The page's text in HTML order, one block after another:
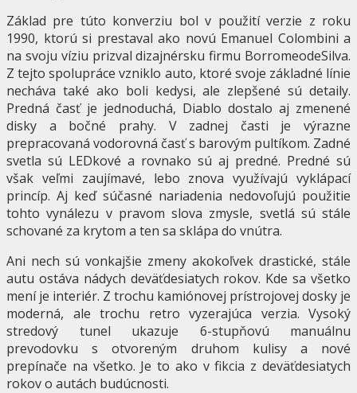
Základ pre túto konverziu bol v použití verzie z roku
1990, ktorú si prestaval ako novú Emanuel Colombini a
na svoju víziu prizval dizajnérsku firmu BorromeodeSilva.
Z tejto spolupráce vzniklo auto, ktoré svoje základné línie
necháva také ako boli kedysi, ale zlepšené sú detaily.
Predná časť je jednoduchá, Diablo dostalo aj zmenené
disky a bočné prahy. V zadnej časti je výrazne
prepracovaná vodorovná časť s barovým pultíkom. Zadné
svetla sú LEDkové a rovnako sú aj predné. Predné sú
však veľmi zaujímavé, lebo znova využívajú vyklápací
princíp. Aj keď súčasné nariadenia nedovoľujú použitie
tohto vynálezu v pravom slova zmysle, svetlá sú stále
schované za krytom a ten sa sklápa do vnútra.
Ani nech sú vonkajšie zmeny akokoľvek drastické, stále
autu ostáva nádych deväťdesiatych rokov. Kde sa všetko
mení je interiér. Z trochu kamiónovej prístrojovej dosky je
moderná, ale trochu retro vyzerajúca verzia. Vysoký
stredový tunel ukazuje 6-stupňovú manuálnu
prevodovku s otvoreným druhom kulisy a nové
prepínače na všetko. Je to ako v fikcia z deväťdesiatych
rokov o autách budúcnosti.